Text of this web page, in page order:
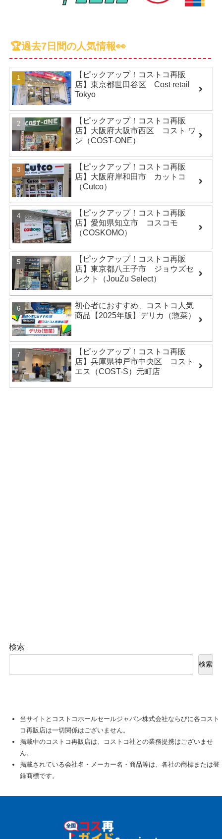
🏆過去7日間の人気情報👀
【ピックアップ！コストコ再販
店】東京都世田谷区 Cost retail
Tokyo
【ピックアップ！コストコ再販
店】大阪府大阪市西区 コスト ワ
ン（COST-ONE）
【ピックアップ！コストコ再販
店】大阪府岸和田市 カットコ
（Cutco）
【ピックアップ！コストコ再販
店】愛知県知立市 コスコモ
（COSKOMO）
【ピックアップ！コストコ再販
店】東京都八王子市 ジョウズセ
レクト（JouZu Select）
初心者におすすめ、コストコ人気
商品【2025年版】デリカ（惣菜）
【ピックアップ！コストコ再販
店】兵庫県神戸市中央区 コスト
エス（COST-S）元町店
検索
検索
当サイトとコストコホールセールジャパン株式会社ならびに各コスト
コ再販店は一切関係はございません。
掲載中のコストコ再販店は、コストコ社との業務提携はございませ
ん。
掲載されている会社名・メーカー名・商品等は、各社の商標または登
録商標です。